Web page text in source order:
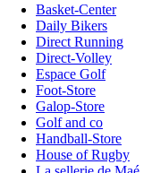
Basket-Center
Daily Bikers
Direct Running
Direct-Volley
Espace Golf
Foot-Store
Galop-Store
Golf and co
Handball-Store
House of Rugby